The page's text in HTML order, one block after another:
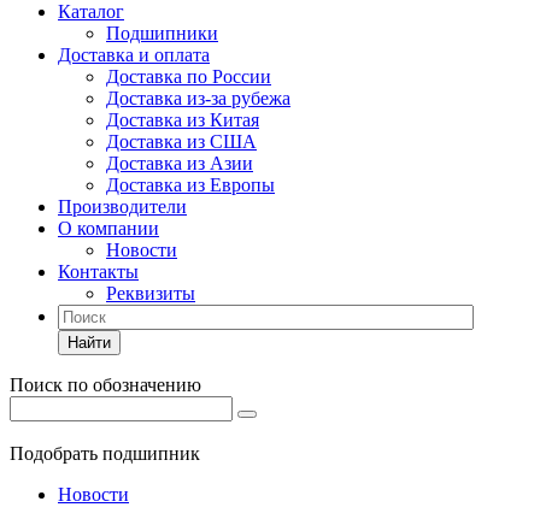
Каталог
Подшипники
Доставка и оплата
Доставка по России
Доставка из-за рубежа
Доставка из Китая
Доставка из США
Доставка из Азии
Доставка из Европы
Производители
О компании
Новости
Контакты
Реквизиты
Найти
Поиск по обозначению
Подобрать подшипник
Новости